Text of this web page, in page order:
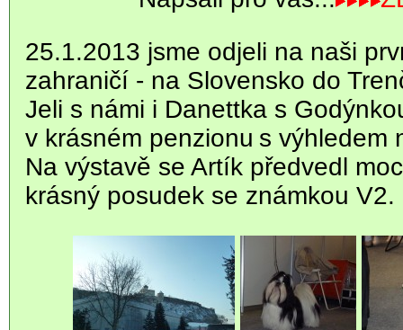
25.1.2013 jsme odjeli na naši
zahraničí - na Slovensko do
Jeli s námi i Danettka s
v krásném penzionu s výhledem
Na výstavě se Artík předvedl
krásný posudek se známkou V2.